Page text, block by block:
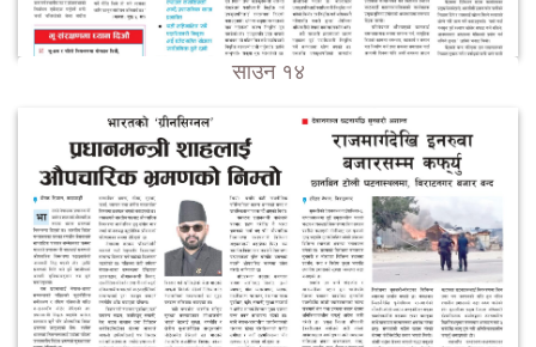
साउन १४